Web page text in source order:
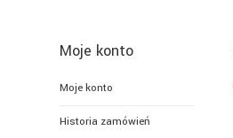
Moje konto
Moje konto
Historia zamówień